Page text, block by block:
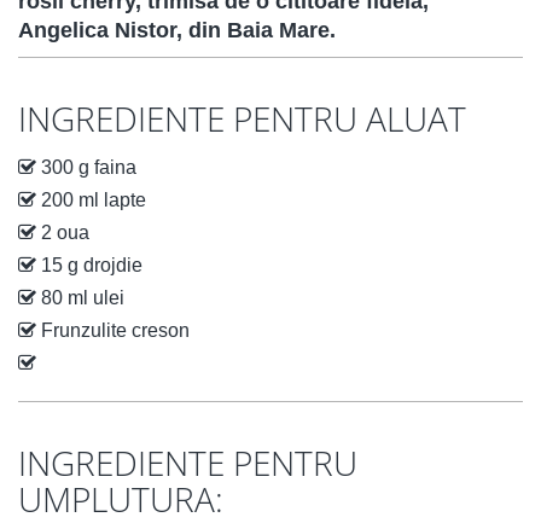
Angelica Nistor, din Baia Mare.
INGREDIENTE PENTRU ALUAT
300 g faina
200 ml lapte
2 oua
15 g drojdie
80 ml ulei
Frunzulite creson
INGREDIENTE PENTRU
UMPLUTURA: